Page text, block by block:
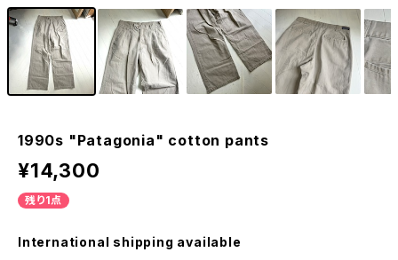
1990s "Patagonia" cotton pants
¥14,300
残り1点
International shipping available